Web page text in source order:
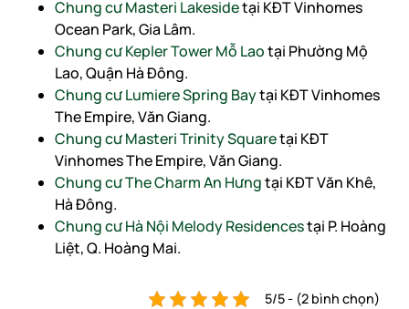
Chung cư Masteri Lakesidetại KĐT Vinhomes
Ocean Park, Gia Lâm.
Chung cư Kepler Tower Mỗ Laotại Phường Mộ
Lao, Quận Hà Đông.
Chung cư Lumiere Spring Baytại KĐT Vinhomes
The Empire, Văn Giang.
Chung cư Masteri Trinity Squaretại KĐT
Vinhomes The Empire, Văn Giang.
Chung cư The Charm An Hưngtại KĐT Văn Khê,
Hà Đông.
Chung cư Hà Nội Melody Residencestại P. Hoàng
Liệt, Q. Hoàng Mai.
5/5 - (2 bình chọn)